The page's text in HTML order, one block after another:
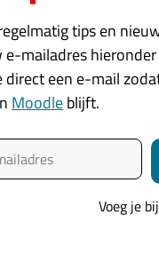
bevatten
nog iets belangrijks.
mooie visuele
versie.
tips en
mailadres
direct een e-mail
Moodleblijft.
Voeg je